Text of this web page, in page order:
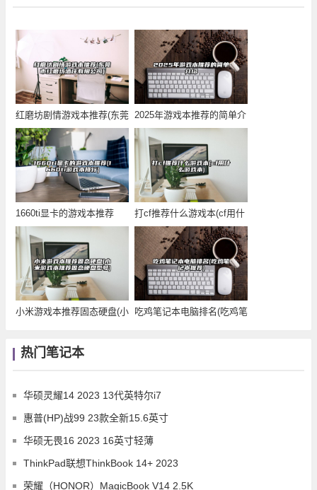
红磨坊剧情游戏本推荐(东莞
市红磨坊酒庄有
2025年游戏本推荐的简单介
绍
1660ti显卡的游戏本推荐
(1660t
打cf推荐什么游戏本(cf用什
么游戏本)
小米游戏本推荐固态硬盘(小 吃鸡笔记本电脑排名(吃鸡笔
热门笔记本
华硕灵耀14 2023 13代英特尔i7
惠普(HP)战99 23款全新15.6英寸
华硕无畏16 2023 16英寸轻薄
ThinkPad联想ThinkBook 14+ 2023
荣耀（HONOR）MagicBook V14 2.5K